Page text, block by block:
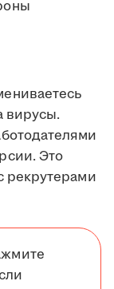
вирусы.
Это
рекрутерами